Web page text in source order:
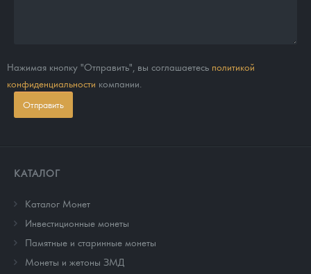
Нажимая кнопку "Отправить", вы соглашаетесь политикой
конфиденциальности компании.
Отправить
КАТАЛОГ
Каталог Монет
Инвестиционные монеты
Памятные и старинные монеты
Монеты и жетоны ЗМД